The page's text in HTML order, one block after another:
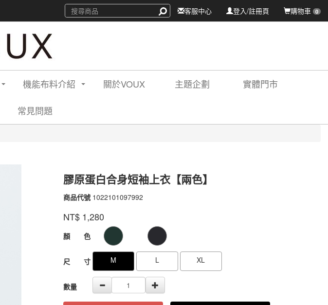
購物車 0
登入/註冊頁
客服中心
機能布料介紹 關於VOUX 主題企劃 實體門市
常見問題
膠原蛋白合身短袖上衣【兩色】
商品代號 1022101097992
1022101097992
品牌
VOUX
NT$ 1,280
GOODS000000000000000004770
顏 色
尺 寸 M L XL
數量